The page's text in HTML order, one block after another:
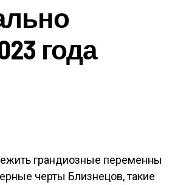
года
грандиозные переменны
черты Близнецов, такие